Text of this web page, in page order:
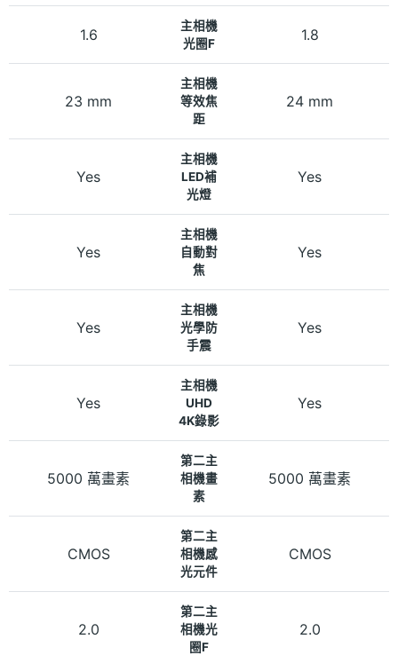
1.6
主相機
光圈F
1.8
23 mm
主相機
等效焦
距
24 mm
Yes
主相機
LED補
光燈
Yes
Yes
主相機
自動對
焦
Yes
Yes
主相機
光學防
手震
Yes
Yes
主相機
UHD
4K錄影
Yes
5000 萬畫素
第二主
相機畫
素
5000 萬畫素
CMOS
第二主
相機感
光元件
CMOS
2.0
第二主
相機光
圈F
2.0